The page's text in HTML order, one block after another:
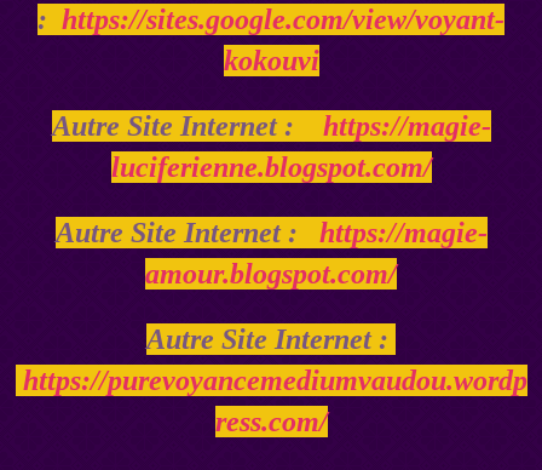
: https://sites.google.com/view/voyant-
kokouvi
Autre Site Internet : https://magie-
luciferienne.blogspot.com/
Autre Site Internet : https://magie-
amour.blogspot.com/
Autre Site Internet :
https://purevoyancemediumvaudou.wordp
ress.com/